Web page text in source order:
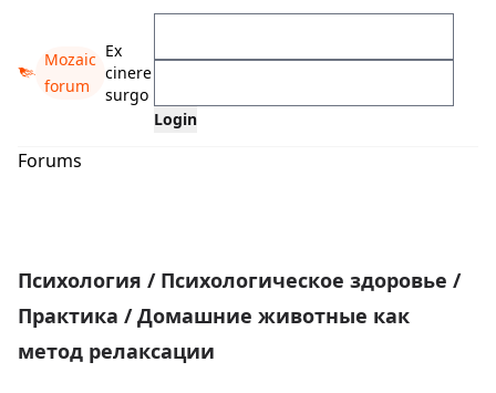
Mozaic
forum
Ex
cinere
surgo
Forums
Психология / Психологическое здоровье /
Практика /Домашние животные как
метод релаксации